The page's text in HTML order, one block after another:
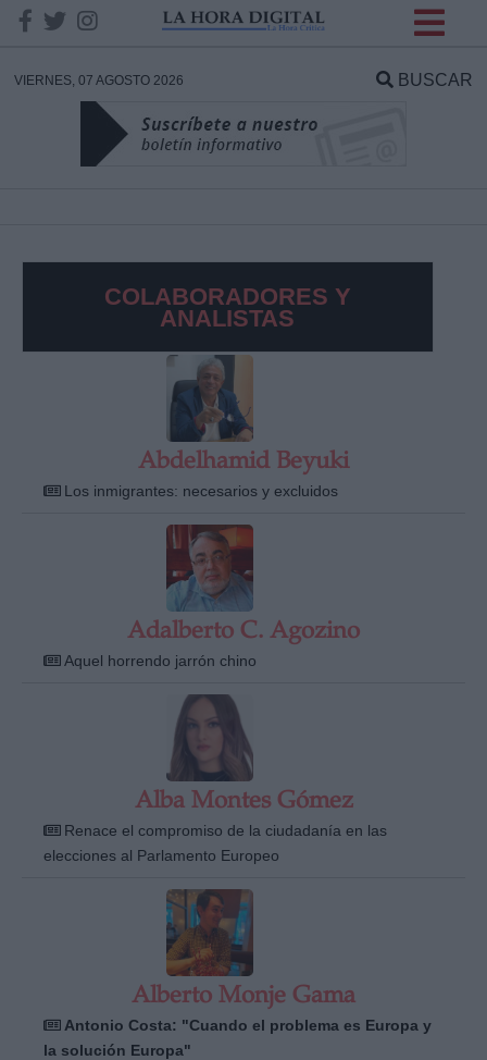
VIERNES, 07 AGOSTO 2026 BUSCAR
COLABORADORES Y
ANALISTAS
Abdelhamid Beyuki
Los inmigrantes: necesarios y excluidos
Adalberto C. Agozino
Aquel horrendo jarrón chino
Alba Montes Gómez
Renace el compromiso de la ciudadanía en las
elecciones al Parlamento Europeo
Alberto Monje Gama
Antonio Costa: "Cuando el problema es Europa y
la solución Europa"
DATOS
Responsable:
Datos tratados:
link
Información adicional